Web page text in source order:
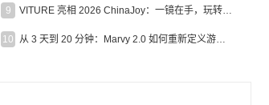
9 VITURE 亮相 2026 ChinaJoy：一镜在手，玩转全场！
10 从 3 天到 20 分钟：Marvy 2.0 如何重新定义游戏出海营销效率？